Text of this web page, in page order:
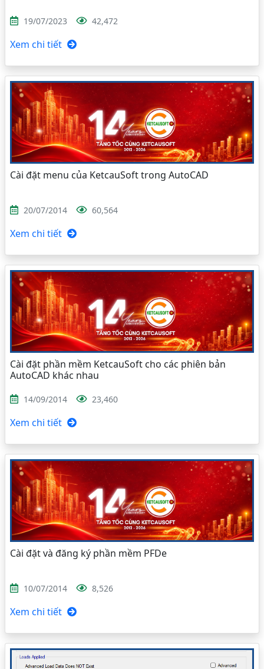
19/07/2023 42,472
Xem chi tiết
Cài đặt menu của KetcauSoft trong AutoCAD
20/07/2014 60,564
Xem chi tiết
Cài đặt phần mềm KetcauSoft cho các phiên bản
AutoCAD khác nhau
14/09/2014 23,460
Xem chi tiết
Cài đặt và đăng ký phần mềm PFDe
10/07/2014 8,526
Xem chi tiết